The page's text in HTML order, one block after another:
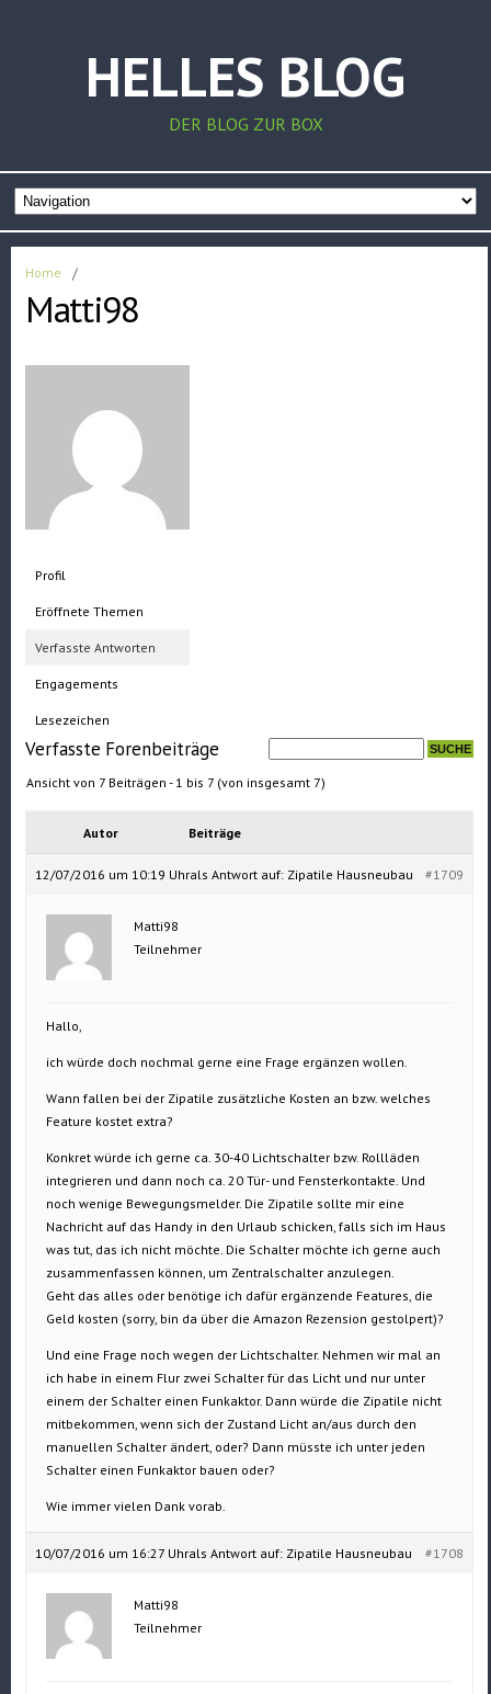
HELLES BLOG
DER BLOG ZUR BOX
Home /
Matti98
Profil
Eröffnete Themen
Verfasste Antworten
Engagements
Lesezeichen
Verfasste Forenbeiträge
Ansicht von 7 Beiträgen - 1 bis 7 (von insgesamt 7)
Autor Beiträge
12/07/2016 um 10:19 Uhrals Antwort auf: Zipatile Hausneubau #1709
Matti98
Teilnehmer
Hallo,
ich würde doch nochmal gerne eine Frage ergänzen wollen.
Wann fallen bei der Zipatile zusätzliche Kosten an bzw. welches
Feature kostet extra?
Konkret würde ich gerne ca. 30-40 Lichtschalter bzw. Rollläden
integrieren und dann noch ca. 20 Tür- und Fensterkontakte. Und
noch wenige Bewegungsmelder. Die Zipatile sollte mir eine
Nachricht auf das Handy in den Urlaub schicken, falls sich im Haus
was tut, das ich nicht möchte. Die Schalter möchte ich gerne auch
zusammenfassen können, um Zentralschalter anzulegen.
Geht das alles oder benötige ich dafür ergänzende Features, die
Geld kosten (sorry, bin da über die Amazon Rezension gestolpert)?
Und eine Frage noch wegen der Lichtschalter. Nehmen wir mal an
ich habe in einem Flur zwei Schalter für das Licht und nur unter
einem der Schalter einen Funkaktor. Dann würde die Zipatile nicht
mitbekommen, wenn sich der Zustand Licht an/aus durch den
manuellen Schalter ändert, oder? Dann müsste ich unter jeden
Schalter einen Funkaktor bauen oder?
Wie immer vielen Dank vorab.
10/07/2016 um 16:27 Uhrals Antwort auf: Zipatile Hausneubau #1708
Matti98
Teilnehmer